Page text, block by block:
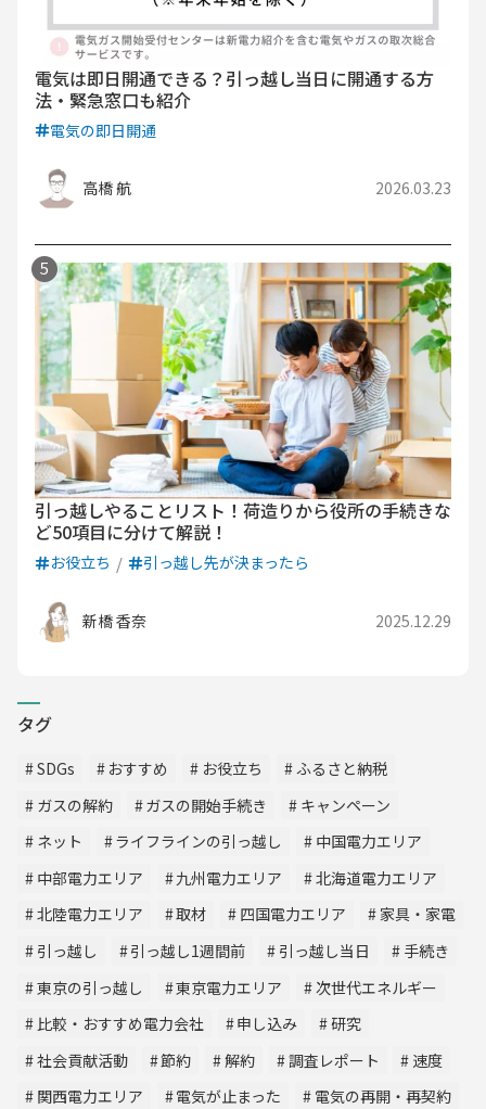
電気は即日開通できる？引っ越し当日に開通する方
法・緊急窓口も紹介
電気の即日開通
高橋 航 2026.03.23
引っ越しやることリスト！荷造りから役所の手続きな
ど50項目に分けて解説！
お役立ち 引っ越し先が決まったら
新橋 香奈 2025.12.29
タグ
SDGs おすすめ お役立ち
ふるさと納税
ガスの解約
ガスの開始手続き
キャンペーン
ネット
ライフラインの引っ越し
中国電力エリア
中部電力エリア
九州電力エリア
北海道電力エリア
北陸電力エリア
取材 四国電力エリア
家具・家電
引っ越し
引っ越し1週間前 引っ越し当日
手続き
東京の引っ越し
東京電力エリア
次世代エネルギー
比較・おすすめ電力会社
申し込み
研究
社会貢献活動
節約 解約 調査レポート
速度
関西電力エリア
電気が止まった
電気の再開・再契約